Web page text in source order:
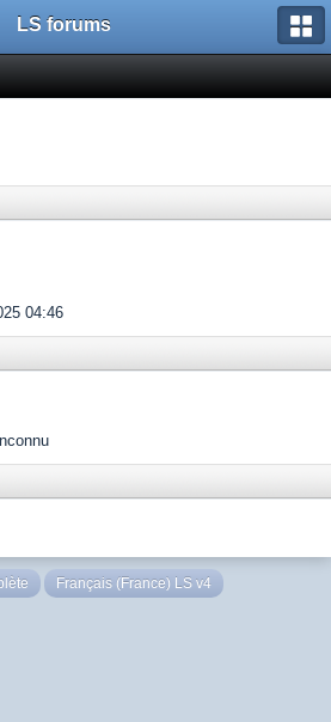
LS forums
04:46
Français (France) LS v4